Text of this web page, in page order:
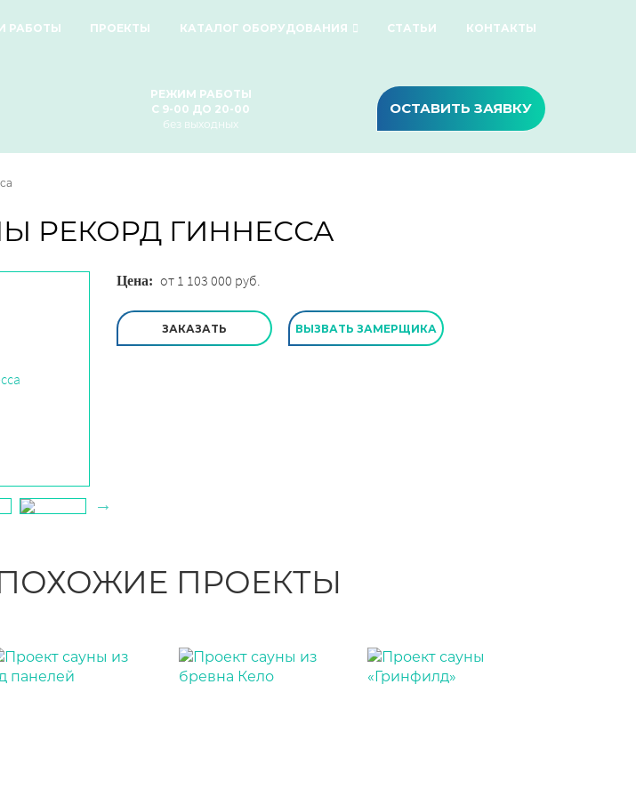
РАБОТЫ ПРОЕКТЫ КАТАЛОГ ОБОРУДОВАНИЯ СТАТЬИ КОНТАКТЫ
РЕЖИМ РАБОТЫ
С 9-00 ДО 20-00
без выходных
ОСТАВИТЬ ЗАЯВКУ
РЕКОРД ГИННЕССА
Цена: от 1 103 000 руб.
ЗАКАЗАТЬ ВЫЗВАТЬ ЗАМЕРЩИКА
ПРОЕКТЫ